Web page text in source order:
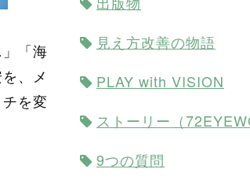
「海
、メ
を変
見え方改善の物語
PLAY with VISION
ストーリー（
9つの質問